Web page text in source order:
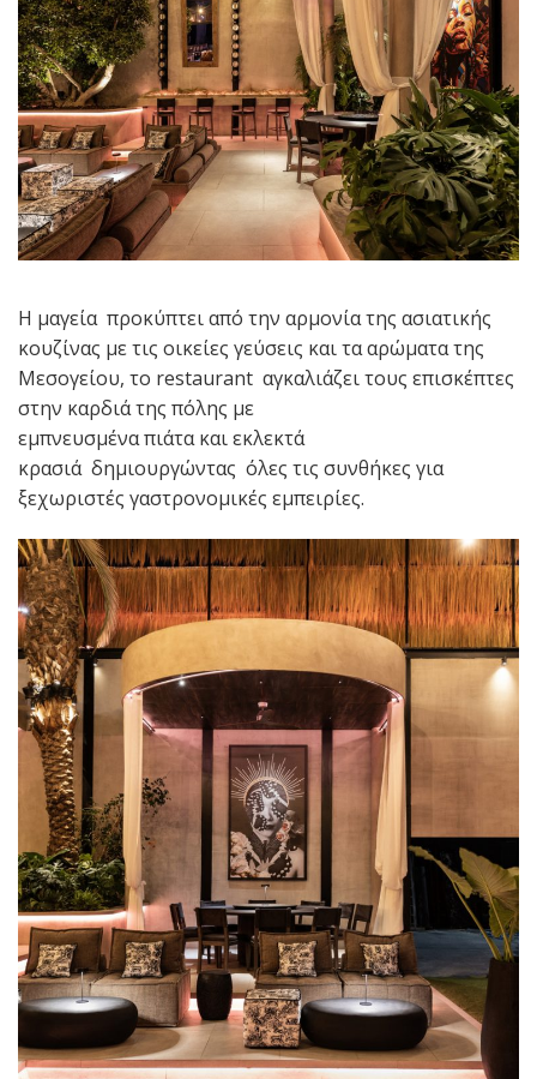
Η μαγεία προκύπτει από την αρμονία της ασιατικής
κουζίνας με τις οικείες γεύσεις και τα αρώματα της
Μεσογείου, το restaurant αγκαλιάζει τους επισκέπτες
στην καρδιά της πόλης με
εμπνευσμένα πιάτα και εκλεκτά
κρασιά δημιουργώντας όλες τις συνθήκες για
ξεχωριστές γαστρονομικές εμπειρίες.